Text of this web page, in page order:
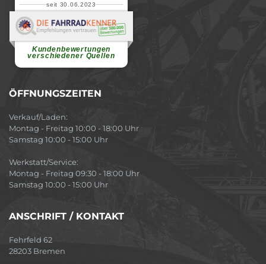
seit 30.06.2023
Kundenbewertungen
verschiedener Quellen
Renate H.
Vielen Dank für ein herzliches
ÖFFNUNGSZEITEN
Verkauf/Laden:
Montag - Freitag 10:00 - 18:00 Uhr
Samstag 10:00 - 15:00 Uhr
Werkstatt/Service:
Montag - Freitag 09:30 - 18:00 Uhr
Samstag 10:00 - 15:00 Uhr
ANSCHRIFT / KONTAKT
Fehrfeld 62
28203 Bremen